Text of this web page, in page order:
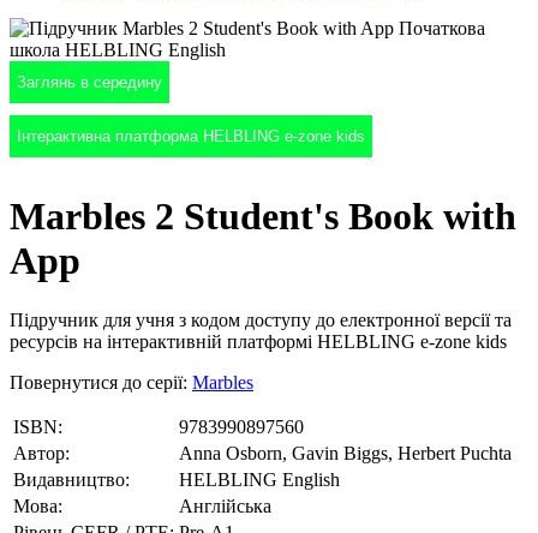
Заглянь в середину
Інтерактивна платформа HELBLING e-zone kids
Marbles 2 Student's Book with
App
Підручник для учня з кодом доступу до електронної версії та
ресурсів на інтерактивній платформі HELBLING e-zone kids
Повернутися до серії: Marbles
ISBN:
9783990897560
Автор:
Anna Osborn, Gavin Biggs, Herbert Puchta
Видавництво:
HELBLING English
Мова:
Англійська